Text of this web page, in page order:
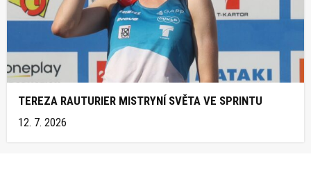
TEREZA RAUTURIER MISTRYNÍ SVĚTA VE SPRINTU
12. 7. 2026